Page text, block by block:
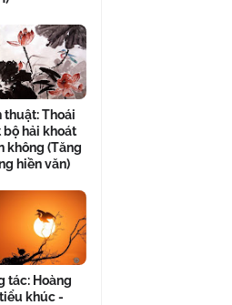
thuật: Thoái
bộ hải khoát
không (Tăng
hiền văn)
tác: Hoàng
khúc -